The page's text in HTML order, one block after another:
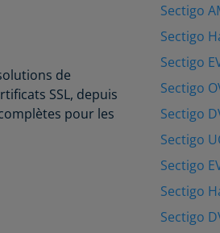
de
SSL, depuis
pour les
Sectigo
Sectigo
Sectigo
Sectigo
Sectigo
Sectigo
Sectigo
Sectigo
Sectigo